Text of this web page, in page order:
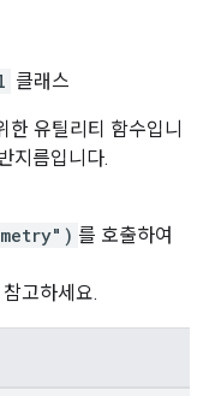
클래스
한 유틸리티 함수입니
지름입니다.
를 호출하여
고하세요.